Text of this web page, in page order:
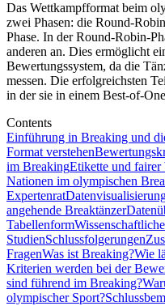
Das Wettkampfformat beim
zwei Phasen: die Round-
Phase. In der Round-Robin-
anderen an. Dies ermöglicht
Bewertungssystem, da die
messen. Die erfolgreichsten
in der sie in einem Best-of-
Contents
Einführung in Breaking und
Format verstehen
im BreakingEtikette und
Nationen im olympischen
Expertenrat
angehende Breaktänzer
Tabellenform
StudienSchlussfolgerungen
FragenWas ist Breaking?Wie
Kriterien werden bei der
sind führend im Breaking?
olympischer Sport?